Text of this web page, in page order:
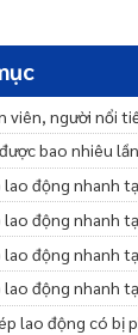
viên, người nổi
bao nhiêu
lao động nhanh
lao động nhanh
động nhanh
lao động nhanh
lao động có bị